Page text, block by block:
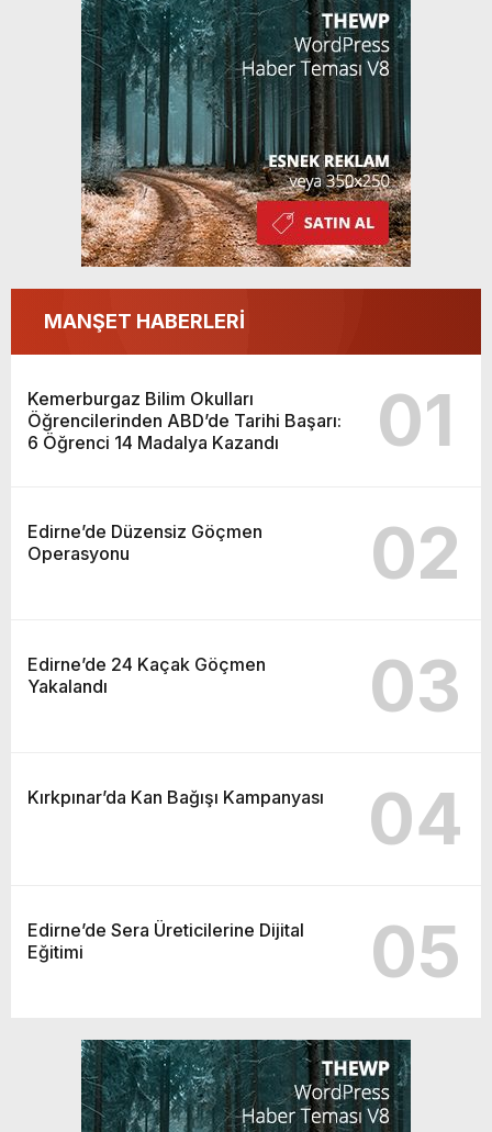
Kazandı
MANŞET HABERLERİ
Kemerburgaz Bilim Okulları
Öğrencilerinden ABD’de Tarihi Başarı:
6 Öğrenci 14 Madalya Kazandı
01
Edirne’de Düzensiz Göçmen
Operasyonu
02
Edirne’de 24 Kaçak Göçmen
Yakalandı
03
Kırkpınar’da Kan Bağışı Kampanyası 04
Edirne’de Sera Üreticilerine Dijital
Eğitimi
05